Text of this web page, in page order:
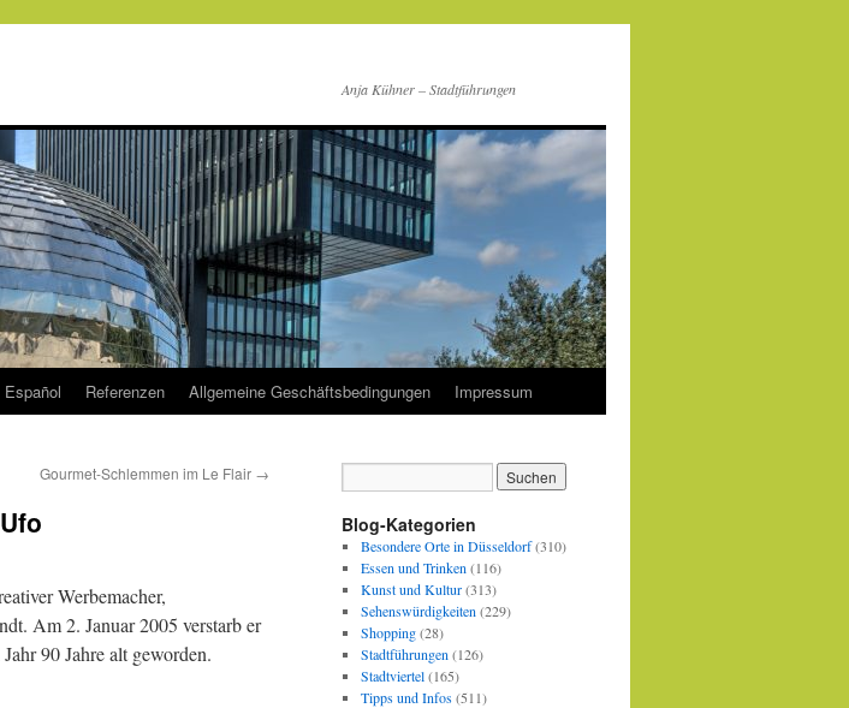
Anja Kühner – Stadtführungen
Español Referenzen Allgemeine Geschäftsbedingungen Impressum
Gourmet-Schlemmen im Le Flair →
Werbemacher,
Am 2. Januar 2005 verstarb er
90 Jahre alt geworden.
Blog-Kategorien
Besondere Orte in Düsseldorf(310)
Essen und Trinken (116)
Kunst und Kultur(313)
Sehenswürdigkeiten (229)
Shopping(28)
Stadtführungen (126)
Stadtviertel(165)
Tipps und Infos(511)